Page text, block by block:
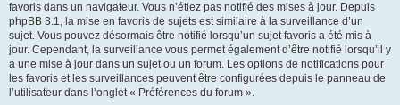
favoris dans un navigateur. Vous n’étiez pas notifié des mises à jour. Depuis
phpBB 3.1, la mise en favoris de sujets est similaire à la surveillance d’un
sujet. Vous pouvez désormais être notifié lorsqu’un sujet favoris a été mis à
jour. Cependant, la surveillance vous permet également d’être notifié lorsqu’il y
a une mise à jour dans un sujet ou un forum. Les options de notifications pour
les favoris et les surveillances peuvent être configurées depuis le panneau de
l’utilisateur dans l’onglet « Préférences du forum ».